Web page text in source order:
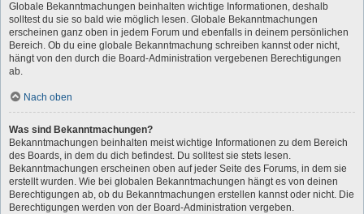
Globale Bekanntmachungen beinhalten wichtige Informationen, deshalb
solltest du sie so bald wie möglich lesen. Globale Bekanntmachungen
erscheinen ganz oben in jedem Forum und ebenfalls in deinem persönlichen
Bereich. Ob du eine globale Bekanntmachung schreiben kannst oder nicht,
hängt von den durch die Board-Administration vergebenen Berechtigungen
ab.
Nach oben
Was sind Bekanntmachungen?
Bekanntmachungen beinhalten meist wichtige Informationen zu dem Bereich
des Boards, in dem du dich befindest. Du solltest sie stets lesen.
Bekanntmachungen erscheinen oben auf jeder Seite des Forums, in dem sie
erstellt wurden. Wie bei globalen Bekanntmachungen hängt es von deinen
Berechtigungen ab, ob du Bekanntmachungen erstellen kannst oder nicht. Die
Berechtigungen werden von der Board-Administration vergeben.